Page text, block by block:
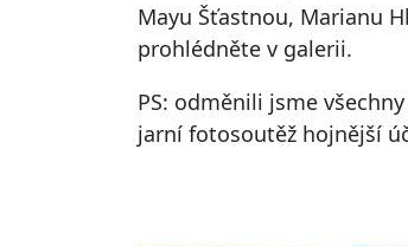
Mayu Šťastnou, Marianu
prohlédněte v galerii.
PS: odměnili jsme
jarní fotosoutěž hojnější